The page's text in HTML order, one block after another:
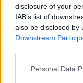
disclosure of your
IAB’s list of
also be disclosed by
Downstream
Personal Data